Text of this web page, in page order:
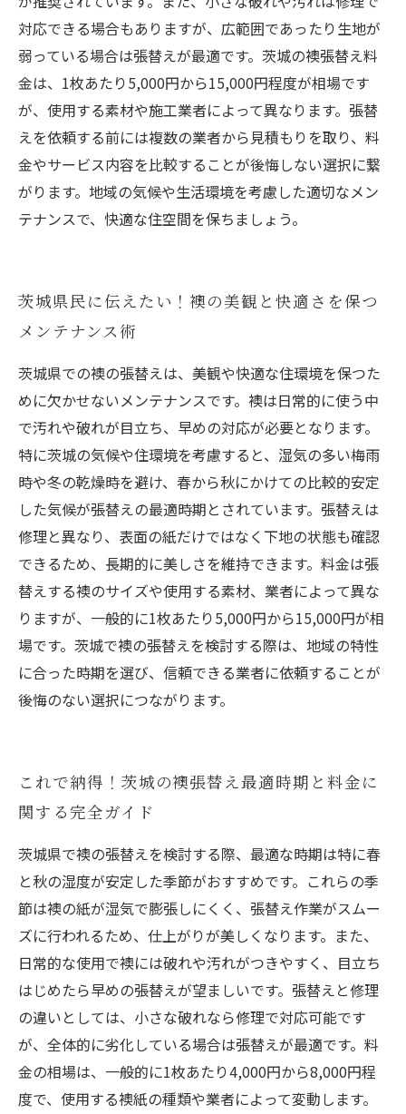
対応できる場合もありますが、広範囲であったり生地が
弱っている場合は張替えが最適です。茨城の襖張替え料
金は、1枚あたり5,000円から15,000円程度が相場です
が、使用する素材や施工業者によって異なります。張替
えを依頼する前には複数の業者から見積もりを取り、料
金やサービス内容を比較することが後悔しない選択に繋
がります。地域の気候や生活環境を考慮した適切なメン
テナンスで、快適な住空間を保ちましょう。
茨城県民に伝えたい！襖の美観と快適さを保つ
メンテナンス術
茨城県での襖の張替えは、美観や快適な住環境を保つた
めに欠かせないメンテナンスです。襖は日常的に使う中
で汚れや破れが目立ち、早めの対応が必要となります。
特に茨城の気候や住環境を考慮すると、湿気の多い梅雨
時や冬の乾燥時を避け、春から秋にかけての比較的安定
した気候が張替えの最適時期とされています。張替えは
修理と異なり、表面の紙だけではなく下地の状態も確認
できるため、長期的に美しさを維持できます。料金は張
替えする襖のサイズや使用する素材、業者によって異な
りますが、一般的に1枚あたり5,000円から15,000円が相
場です。茨城で襖の張替えを検討する際は、地域の特性
に合った時期を選び、信頼できる業者に依頼することが
後悔のない選択につながります。
これで納得！茨城の襖張替え最適時期と料金に
関する完全ガイド
茨城県で襖の張替えを検討する際、最適な時期は特に春
と秋の湿度が安定した季節がおすすめです。これらの季
節は襖の紙が湿気で膨張しにくく、張替え作業がスムー
ズに行われるため、仕上がりが美しくなります。また、
日常的な使用で襖には破れや汚れがつきやすく、目立ち
はじめたら早めの張替えが望ましいです。張替えと修理
の違いとしては、小さな破れなら修理で対応可能です
が、全体的に劣化している場合は張替えが最適です。料
金の相場は、一般的に1枚あたり4,000円から8,000円程
度で、使用する襖紙の種類や業者によって変動します。